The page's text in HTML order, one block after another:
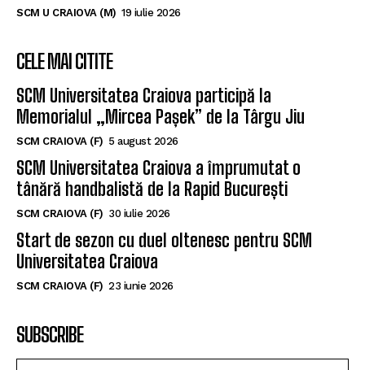
SCM U CRAIOVA (M) 19 iulie 2026
CELE MAI CITITE
SCM Universitatea Craiova participă la
Memorialul „Mircea Pașek” de la Târgu Jiu
SCM CRAIOVA (F) 5 august 2026
SCM Universitatea Craiova a împrumutat o
tânără handbalistă de la Rapid București
SCM CRAIOVA (F) 30 iulie 2026
Start de sezon cu duel oltenesc pentru SCM
Universitatea Craiova
SCM CRAIOVA (F) 23 iunie 2026
SUBSCRIBE